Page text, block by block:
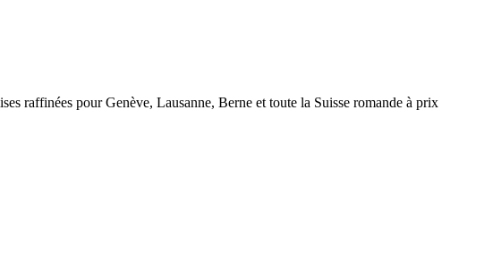
raffinées pour Genève, Lausanne, Berne et toute la Suisse romande à prix